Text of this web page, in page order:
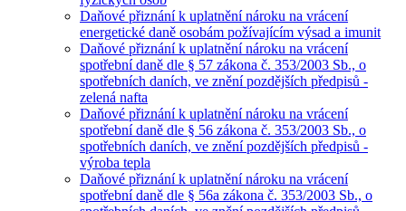
Daňové přiznání k uplatnění nároku na vrácení
energetické daně osobám požívajícím výsad a imunit
Daňové přiznání k uplatnění nároku na vrácení
spotřební daně dle § 57 zákona č. 353/2003 Sb., o
spotřebních daních, ve znění pozdějších předpisů -
zelená nafta
Daňové přiznání k uplatnění nároku na vrácení
spotřební daně dle § 56 zákona č. 353/2003 Sb., o
spotřebních daních, ve znění pozdějších předpisů -
výroba tepla
Daňové přiznání k uplatnění nároku na vrácení
spotřební daně dle § 56a zákona č. 353/2003 Sb., o